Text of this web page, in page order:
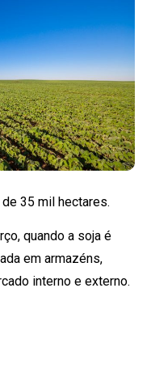
35 mil hectares.
quando a soja é
em armazéns,
interno e externo.